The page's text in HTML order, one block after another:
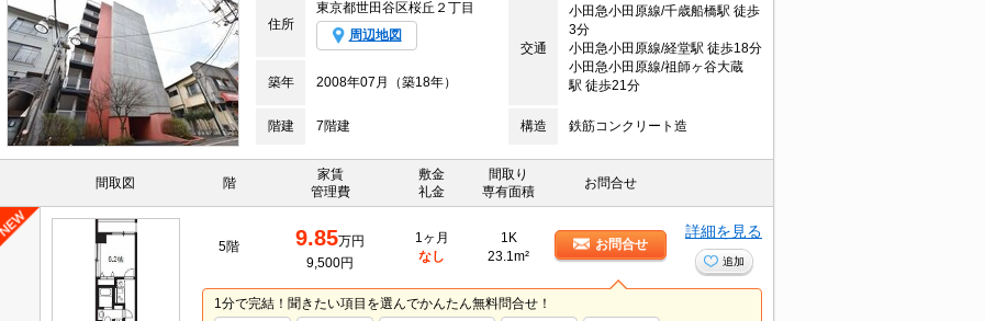
住所
東京都世田谷区桜丘２丁目
周辺地図
交通
小田急小田原線/千歳船橋駅 徒歩
3分
小田急小田原線/経堂駅 徒歩18分
小田急小田原線/祖師ヶ谷大蔵
駅 徒歩21分
築年 2008年07月（築18年）
階建 7階建 構造 鉄筋コンクリート造
間取図 階
家賃
管理費
敷金
礼金
間取り
専有面積
お問合せ
5階 9.85万円
9,500円
1ヶ月
なし
1K
23.1m²
お問合せ
詳細を見る
追加
1分で完結！聞きたい項目を選んでかんたん無料問合せ！